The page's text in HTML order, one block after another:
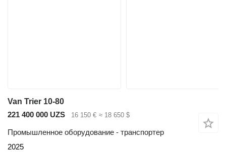
Van Trier 10-80
221 400 000 UZS
16 150 € ≈ 18 650 $
Промышленное оборудование - транспортер
2025